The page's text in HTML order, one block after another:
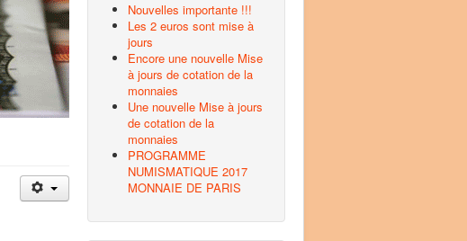
Nouvelles importante !!!
Les 2 euros sont mise à
jours
Encore une nouvelle Mise
à jours de cotation de la
monnaies
Une nouvelle Mise à jours
de cotation de la
monnaies
PROGRAMME
NUMISMATIQUE 2017
MONNAIE DE PARIS